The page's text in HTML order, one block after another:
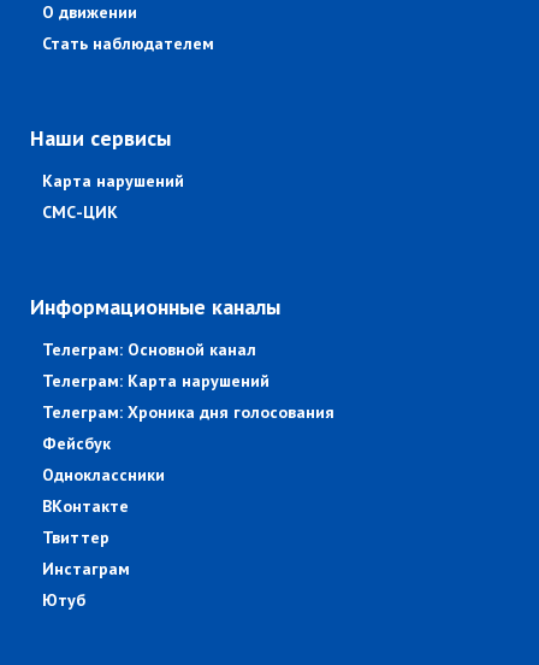
О движении
Стать наблюдателем
Наши сервисы
Карта нарушений
СМС-ЦИК
Информационные каналы
Телеграм: Основной канал
Телеграм: Карта нарушений
Телеграм: Хроника дня голосования
Фейсбук
Одноклассники
ВКонтакте
Твиттер
Инстаграм
Ютуб